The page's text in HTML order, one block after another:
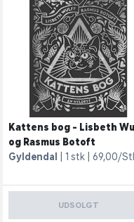
Kattens bog - Lisbeth
og Rasmus Botoft
Gyldendal
1 stk 69,00/
UDSOLGT